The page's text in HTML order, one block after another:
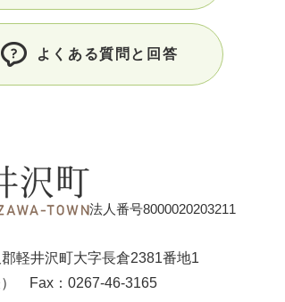
よくある質問と回答
法人番号8000020203211
軽井沢町大字長倉2381番地1
Fax：0267-46-3165